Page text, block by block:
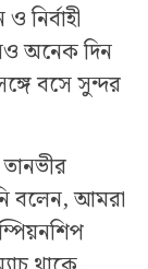
নির্বাহী
অনেক দিন
বসে সুন্দর
বলেন, আমরা